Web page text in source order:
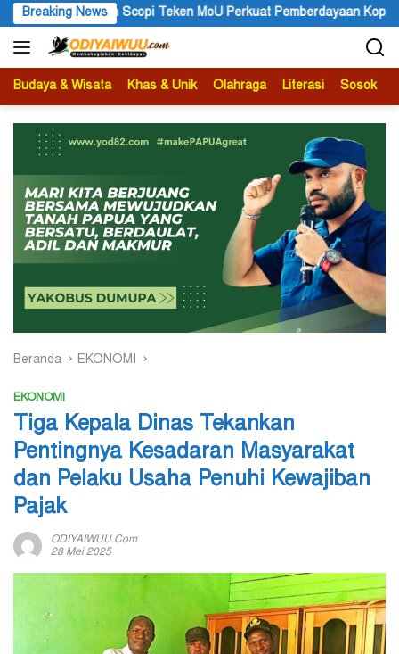
Langsung
ke
konten
Breaking News
Teken MoU Perkuat Pemberdayaan Kopi Melalui Budidaya
Budaya & Wisata Khas & Unik Olahraga Literasi Sosok
Beranda EKONOMI
EKONOMI
Tiga Kepala Dinas Tekankan
Pentingnya Kesadaran Masyarakat
dan Pelaku Usaha Penuhi Kewajiban
Pajak
ODIYAIWUU.com
28 Mei 2025